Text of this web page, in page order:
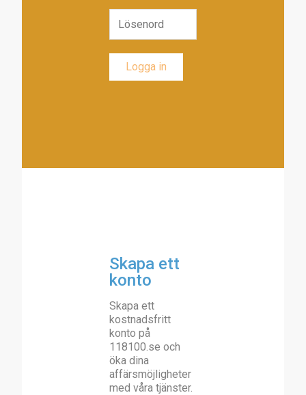
Skapa ett
konto
Skapa ett
kostnadsfritt
konto på
118100.se och
öka dina
affärsmöjligheter
med våra tjänster.